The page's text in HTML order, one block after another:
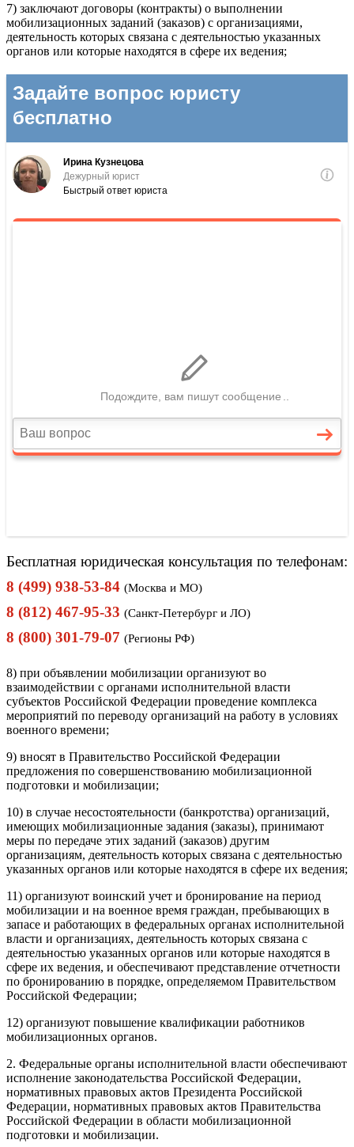
7) заключают договоры (контракты) о выполнении
мобилизационных заданий (заказов) с организациями,
деятельность которых связана с деятельностью указанных
органов или которые находятся в сфере их ведения;
Бесплатная юридическая консультация по телефонам:
8 (499) 938-53-84 (Москва и МО)
8 (812) 467-95-33 (Санкт-Петербург и ЛО)
8 (800) 301-79-07 (Регионы РФ)
8) при объявлении мобилизации организуют во
взаимодействии с органами исполнительной власти
субъектов Российской Федерации проведение комплекса
мероприятий по переводу организаций на работу в условиях
военного времени;
9) вносят в Правительство Российской Федерации
предложения по совершенствованию мобилизационной
подготовки и мобилизации;
10) в случае несостоятельности (банкротства) организаций,
имеющих мобилизационные задания (заказы), принимают
меры по передаче этих заданий (заказов) другим
организациям, деятельность которых связана с деятельностью
указанных органов или которые находятся в сфере их ведения;
11) организуют воинский учет и бронирование на период
мобилизации и на военное время граждан, пребывающих в
запасе и работающих в федеральных органах исполнительной
власти и организациях, деятельность которых связана с
деятельностью указанных органов или которые находятся в
сфере их ведения, и обеспечивают представление отчетности
по бронированию в порядке, определяемом Правительством
Российской Федерации;
12) организуют повышение квалификации работников
мобилизационных органов.
2. Федеральные органы исполнительной власти обеспечивают
исполнение законодательства Российской Федерации,
нормативных правовых актов Президента Российской
Федерации, нормативных правовых актов Правительства
Российской Федерации в области мобилизационной
подготовки и мобилизации.